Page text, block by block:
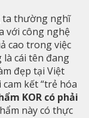
ta thường nghĩ
với công nghệ
cao trong việc
là cái tên đang
đẹp tại Việt
kết “trẻ hóa
KOR có phải
này có thực